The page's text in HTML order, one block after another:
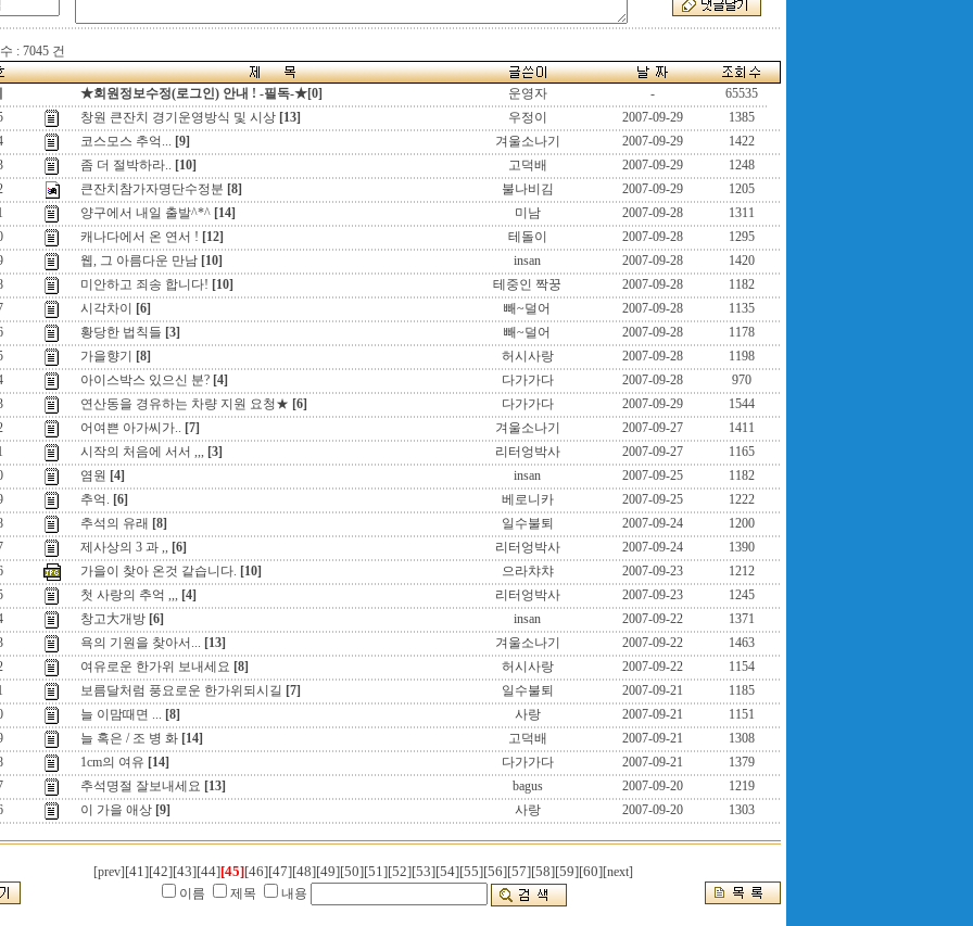
: 7045 건
★회원정보수정(로그인) 안내 ! -필독-★[0] 운영자 -
65535
창원 큰잔치 경기운영방식 및 시상 [13] 우정이 2007-09-29
1385
코스모스 추억... [9] 겨울소나기 2007-09-29
1422
좀 더 절박하라.. [10] 고덕배 2007-09-29
1248
큰잔치참가자명단수정분 [8] 불나비김 2007-09-29
1205
양구에서 내일 출발^*^ [14] 미남 2007-09-28
1311
캐나다에서 온 연서 ! [12] 테돌이 2007-09-28
1295
웹, 그 아름다운 만남 [10] insan 2007-09-28
1420
미안하고 죄송 합니다! [10] 테중인 짝꿍 2007-09-28
1182
시각차이 [6] 빼~덜어 2007-09-28
1135
황당한 법칙들 [3] 빼~덜어 2007-09-28
1178
가을향기 [8] 허시사랑 2007-09-28
1198
아이스박스 있으신 분? [4] 다가가다 2007-09-28
970
연산동을 경유하는 차량 지원 요청★ [6] 다가가다 2007-09-29
1544
어여쁜 아가씨가.. [7] 겨울소나기 2007-09-27
1411
시작의 처음에 서서 ,,, [3] 리터엉박사 2007-09-27
1165
염원 [4] insan 2007-09-25
1182
추억. [6] 베로니카 2007-09-25
1222
추석의 유래 [8] 일수불퇴 2007-09-24
1200
제사상의 3 과 ,, [6] 리터엉박사 2007-09-24
1390
가을이 찾아 온것 같습니다. [10] 으라챠챠 2007-09-23
1212
첫 사랑의 추억 ,,, [4] 리터엉박사 2007-09-23
1245
창고大개방 [6] insan 2007-09-22
1371
욕의 기원을 찾아서... [13] 겨울소나기 2007-09-22
1463
여유로운 한가위 보내세요 [8] 허시사랑 2007-09-22
1154
보름달처럼 풍요로운 한가위되시길 [7] 일수불퇴 2007-09-21
1185
늘 이맘때면 ... [8] 사랑 2007-09-21
1151
늘 혹은 / 조 병 화 [14] 고덕배 2007-09-21
1308
1cm의 여유 [14] 다가가다 2007-09-21
1379
추석명절 잘보내세요 [13] bagus 2007-09-20
1219
이 가을 애상 [9] 사랑 2007-09-20 1303
[prev] [41][42][43][44][45][46][47][48][49][50][51][52][53][54][55][56][57][58][59][60][next]
이름
제목 내용